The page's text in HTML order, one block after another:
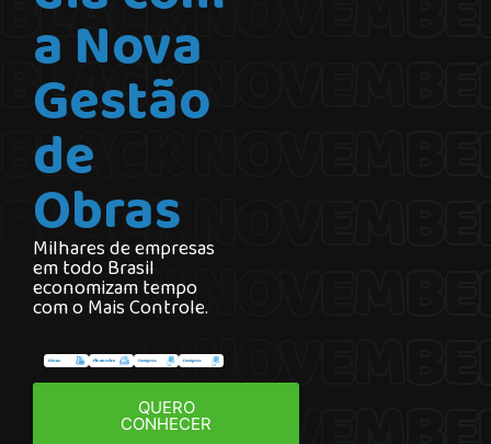
a Nova
Gestão
de
Obras
Milhares de empresas
em todo Brasil
economizam tempo
com o Mais Controle.
QUERO
CONHECER